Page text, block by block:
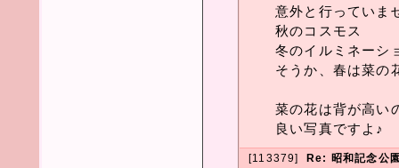
意外と行っていま
秋のコスモス
冬のイルミネーシ
そうか、春は菜の
菜の花は背が高い
良い写真ですよ♪
[113379] Re: 昭和記念公